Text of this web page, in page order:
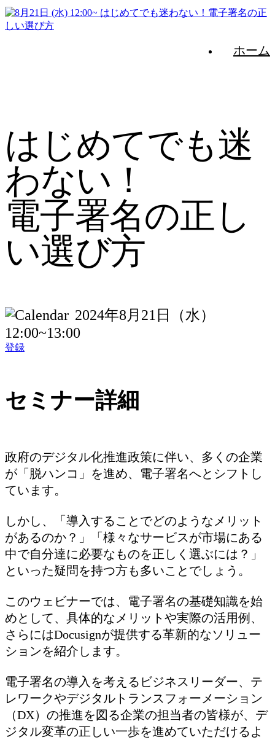
ホーム
はじめてでも迷
わない！
電子署名の正し
い選び方
2024年8月21日（水）
12:00~13:00
登録
セミナー詳細
政府のデジタル化推進政策に伴い、多くの企業
が「脱ハンコ」を進め、電子署名へとシフトし
ています。
しかし、「導入することでどのようなメリット
があるのか？」「様々なサービスが市場にある
中で自分達に必要なものを正しく選ぶには？」
といった疑問を持つ方も多いことでしょう。
このウェビナーでは、電子署名の基礎知識を始
めとして、具体的なメリットや実際の活用例、
さらにはDocusignが提供する革新的なソリュー
ションを紹介します。
電子署名の導入を考えるビジネスリーダー、テ
レワークやデジタルトランスフォーメーション
（DX）の推進を図る企業の担当者の皆様が、デ
ジタル変革の正しい一歩を進めていただけるよ